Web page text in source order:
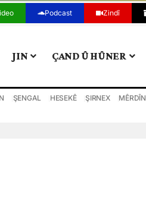
Podcast Zindî
JIN ÇAND Û HÛNER
ŞENGAL HESEKÊ ŞIRNEX MÊRDÎN